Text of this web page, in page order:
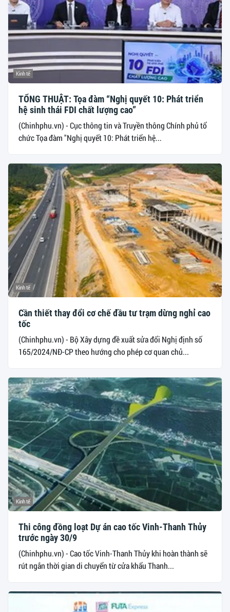
Kinh tế
TỔNG THUẬT: Tọa đàm “Nghị quyết 10: Phát triển
hệ sinh thái FDI chất lượng cao”
(Chinhphu.vn) - Cục thông tin và Truyền thông Chính phủ tổ
chức Tọa đàm "Nghị quyết 10: Phát triển hệ...
Kinh tế
Cần thiết thay đổi cơ chế đầu tư trạm dừng nghỉ cao
tốc
(Chinhphu.vn) - Bộ Xây dựng đề xuất sửa đổi Nghị định số
165/2024/NĐ-CP theo hướng cho phép cơ quan chủ...
Kinh tế
Thi công đồng loạt Dự án cao tốc Vinh-Thanh Thủy
trước ngày 30/9
(Chinhphu.vn) - Cao tốc Vinh-Thanh Thủy khi hoàn thành sẽ
rút ngắn thời gian di chuyển từ cửa khẩu Thanh...